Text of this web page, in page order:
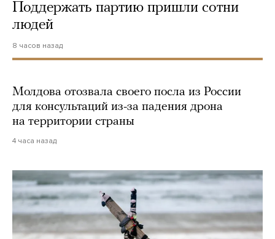
Поддержать партию пришли сотни
людей
8 часов назад
Молдова отозвала своего посла из России
для консультаций из-за падения дрона
на территории страны
4 часа назад